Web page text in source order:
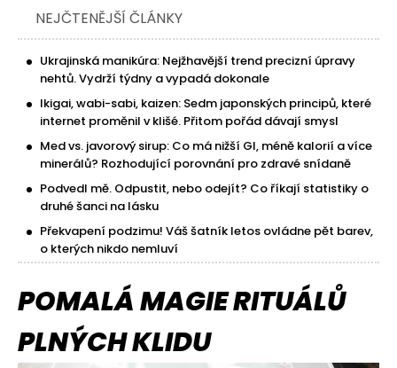
NEJČTENĚJŠÍ ČLÁNKY
Ukrajinská manikúra: Nejžhavější trend precizní úpravy
nehtů. Vydrží týdny a vypadá dokonale
Ikigai, wabi-sabi, kaizen: Sedm japonských principů, které
internet proměnil v klišé. Přitom pořád dávají smysl
Med vs. javorový sirup: Co má nižší GI, méně kalorií a více
minerálů? Rozhodující porovnání pro zdravé snídaně
Podvedl mě. Odpustit, nebo odejít? Co říkají statistiky o
druhé šanci na lásku
Překvapení podzimu! Váš šatník letos ovládne pět barev,
o kterých nikdo nemluví
POMALÁ MAGIE RITUÁLŮ
PLNÝCH KLIDU